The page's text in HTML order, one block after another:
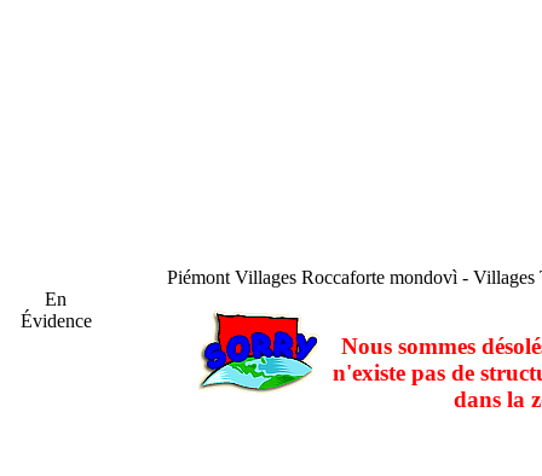
En
Évidence
Piémont Villages Roccaforte mondovì -
Nous sommes
n'existe pas de
dans la